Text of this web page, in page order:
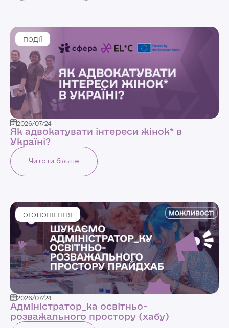
ПОДІЇ
2026/07/24
Як адвокатувати інтереси жінок* в
Україні?
Читати більше
ОГОЛОШЕННЯ
2026/07/24
Адміністратор_ка освітньо-
розважального простору (хабу)